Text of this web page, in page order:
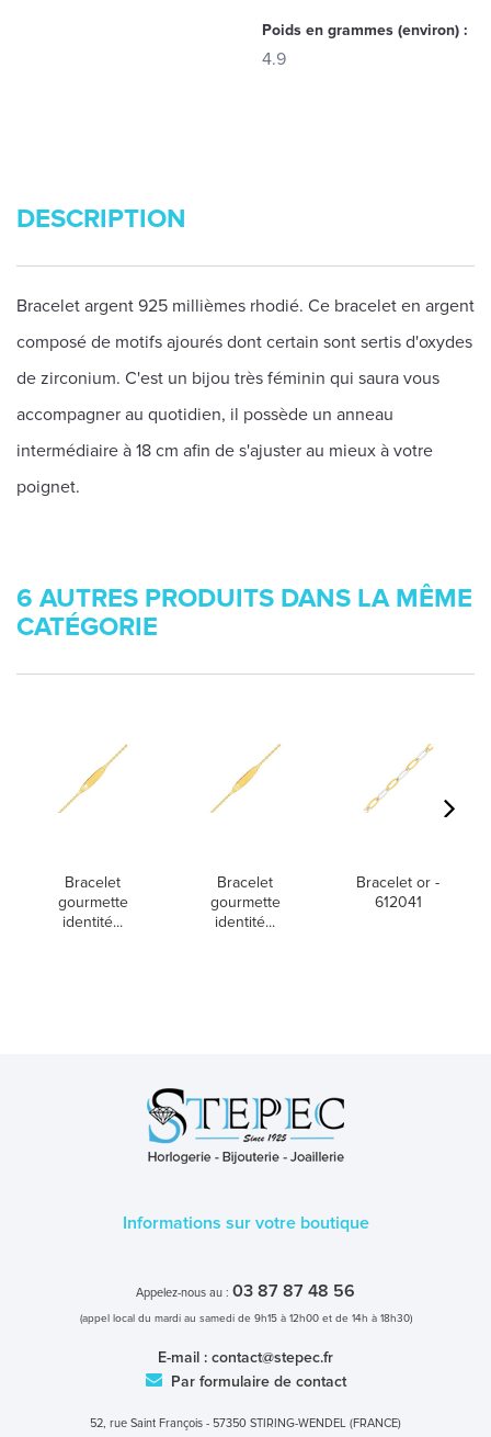
Poids en grammes (environ) :
4.9
DESCRIPTION
Bracelet argent 925 millièmes rhodié. Ce bracelet en argent
composé de motifs ajourés dont certain sont sertis d'oxydes
de zirconium. C'est un bijou très féminin qui saura vous
accompagner au quotidien, il possède un anneau
intermédiaire à 18 cm afin de s'ajuster au mieux à votre
poignet.
6 AUTRES PRODUITS DANS LA MÊME
CATÉGORIE
Bracelet
gourmette
identité...
Bracelet
gourmette
identité...
Bracelet or -
612041
Informations sur votre boutique
Appelez-nous au : 03 87 87 48 56
(appel local du mardi au samedi de 9h15 à 12h00 et de 14h à 18h30)
E-mail : contact@stepec.fr
Par formulaire de contact
52, rue Saint François - 57350 STIRING-WENDEL (FRANCE)